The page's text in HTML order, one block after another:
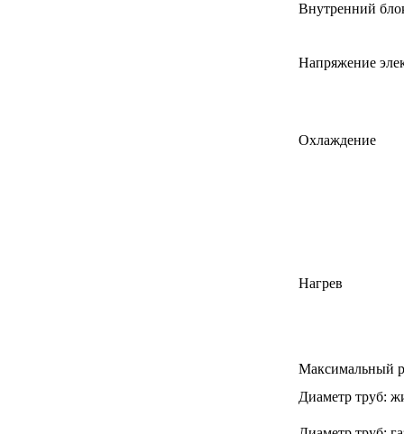
Внутренний
Напряжение
Охлаждение
Нагрев
Максимальный
Диаметр труб: